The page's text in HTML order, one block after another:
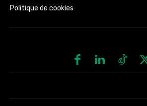
Politique de cookies